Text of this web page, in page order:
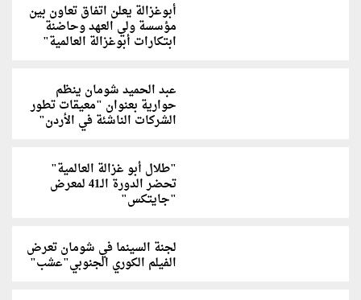
أبوغزالة يعلن اتفاق تعاون بين
مؤسسة ولي العهد وحاضنة
ابتكارات أبوغزالة العالمية"
عبد الحميد شومان ينظم
حوارية بعنوان "معيقات تطور
الشركات الناشئة في الأردن"
"طلال أبو غزالة العالمية"
تحضر الدورة الـ41 لمعرض
"جايتكس"
لجنة السينما في شومان تعرض
الفيلم الكوري الجنوبي"عشب"